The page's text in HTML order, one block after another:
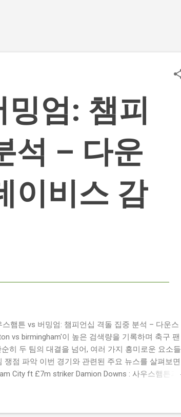
엄: 챔피
석 – 다운
이비스 감
햄튼 vs 버밍엄: 챔피언십 격돌 집중 분석 – 다운스
vs birmingham'이 높은 검색량을 기록하며 축구 팬
히 두 팀의 대결을 넘어, 여러 가지 흥미로운 요소들
점 파악 이번 경기와 관련된 주요 뉴스를 살펴보면
City ft £7m striker Damion Downs : 사우스햄튼과
도를 반영합니다. Chris Davies: Birmingham City